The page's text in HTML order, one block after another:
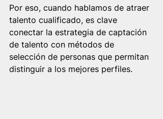
Por eso, cuando hablamos de atraer
talento cualificado, es clave
conectar la estrategia de captación
de talento con métodos de
selección de personas que permitan
distinguir a los mejores perfiles.